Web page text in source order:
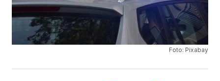
Foto: Pixabay